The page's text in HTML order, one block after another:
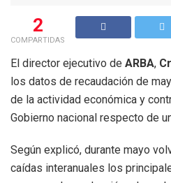
2
COMPARTIDAS
El director ejecutivo de ARBA,
los datos de recaudación de
de la actividad económica y
Gobierno nacional respecto de
Según explicó, durante mayo
caídas interanuales los